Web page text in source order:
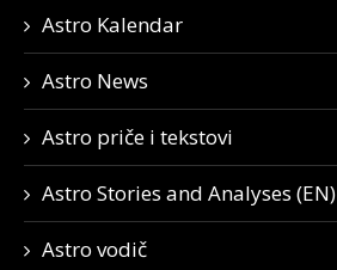
Astro Kalendar
Astro News
Astro priče i tekstovi
Astro Stories and Analyses (EN)
Astro vodič